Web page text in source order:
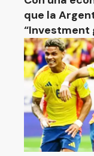
que la
“Investment